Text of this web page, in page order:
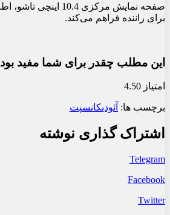
صفحه نمایش
برای راننده فراهم می‌کند.
این مطلب چقدر برای شما مفید
امتیاز 4.50
برچسب ها: آئودیکانسپت
اشتراک گذاری نوشته
Telegram
Facebook
Twitter